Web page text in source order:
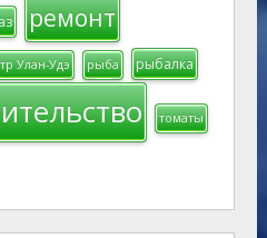
ремонт
Улан-Удэ рыба рыбалка
томаты